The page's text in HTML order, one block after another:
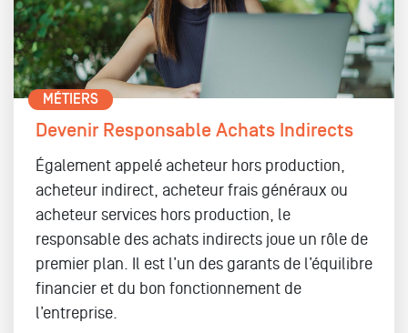
MÉTIERS
Devenir Responsable Achats Indirects
Également appelé acheteur hors production,
acheteur indirect, acheteur frais généraux ou
acheteur services hors production, le
responsable des achats indirects joue un rôle de
premier plan. Il est l’un des garants de l’équilibre
financier et du bon fonctionnement de
l’entreprise.